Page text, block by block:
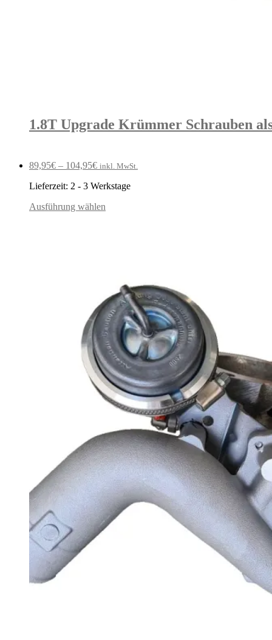
1.8T Upgrade Krümmer Schrauben
89,95€ – 104,95€ inkl. MwSt.
Lieferzeit: 2 - 3 Werkstage
Ausführung wählen